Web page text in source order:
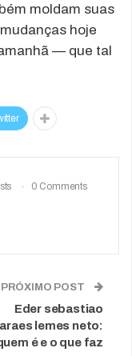
moldam suas
hoje
— que tal
0 Comments
PRÓXIMO POST
Eder sebastiao
lemes neto:
é e o que faz